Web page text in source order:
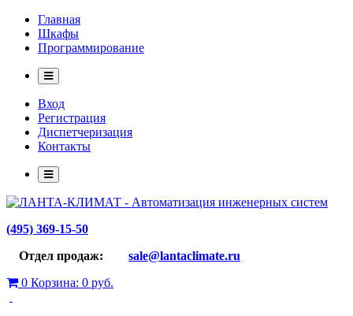
Главная
Шкафы
Программирование
Вход
Регистрация
Диспетчеризация
Контакты
(495) 369-15-50
Отдел продаж: sale@lantaclimate.ru
0 Корзина: 0 руб.